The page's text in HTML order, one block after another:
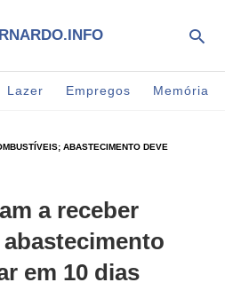
Lazer Empregos Memória
ABASTECIMENTO DEVE
a receber
em 10 dias